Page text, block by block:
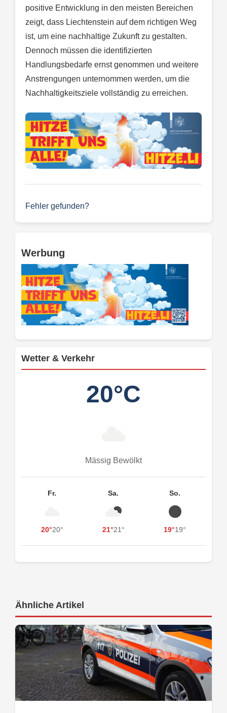
positive Entwicklung in den meisten Bereichen
zeigt, dass Liechtenstein auf dem richtigen Weg
ist, um eine nachhaltige Zukunft zu gestalten.
Dennoch müssen die identifizierten
Handlungsbedarfe ernst genommen und weitere
Anstrengungen unternommen werden, um die
Nachhaltigkeitsziele vollständig zu erreichen.
Fehler gefunden?
Werbung
Wetter & Verkehr
20°C
Mässig Bewölkt
Fr.
20°20°
Sa.
21°21°
So.
19°19°
Ähnliche Artikel